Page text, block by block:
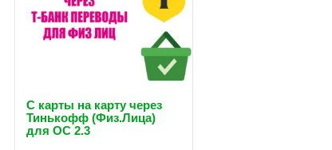
С карты на карту через
Тинькофф (Физ.Лица)
для OC 2.3